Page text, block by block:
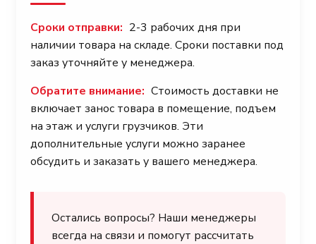
Сроки отправки: 2-3 рабочих дня при
наличии товара на складе. Сроки поставки под
заказ уточняйте у менеджера.
Обратите внимание: Стоимость доставки не
включает занос товара в помещение, подъем
на этаж и услуги грузчиков. Эти
дополнительные услуги можно заранее
обсудить и заказать у вашего менеджера.
Остались вопросы? Наши менеджеры
всегда на связи и помогут рассчитать